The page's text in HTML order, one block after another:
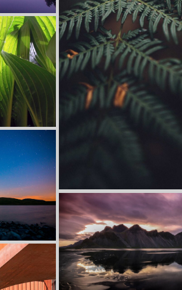
Lorem ipsum dolor sit amet,
consectetur adipiscing elit.
Suspendisse egestas accumsan